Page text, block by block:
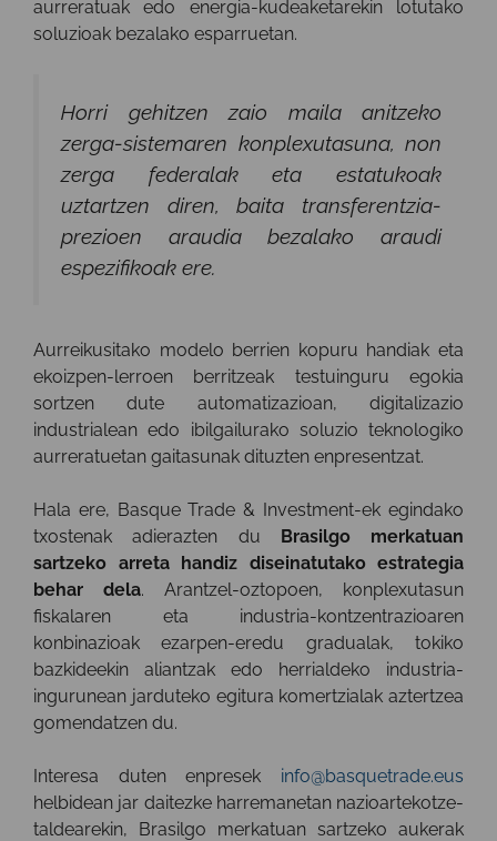
aurreratuak edo energia-kudeaketarekin lotutako
soluzioak bezalako esparruetan.
Horri gehitzen zaio maila anitzeko
zerga-sistemaren konplexutasuna, non
zerga federalak eta estatukoak
uztartzen diren, baita transferentzia-
prezioen araudia bezalako araudi
espezifikoak ere.
Aurreikusitako modelo berrien kopuru handiak eta
ekoizpen-lerroen berritzeak testuinguru egokia
sortzen dute automatizazioan, digitalizazio
industrialean edo ibilgailurako soluzio teknologiko
aurreratuetan gaitasunak dituzten enpresentzat.
Hala ere, Basque Trade & Investment-ek egindako
txostenak adierazten du Brasilgo merkatuan
sartzeko arreta handiz diseinatutako estrategia
behar dela. Arantzel-oztopoen, konplexutasun
fiskalaren eta industria-kontzentrazioaren
konbinazioak ezarpen-eredu gradualak, tokiko
bazkideekin aliantzak edo herrialdeko industria-
ingurunean jarduteko egitura komertzialak aztertzea
gomendatzen du.
Interesa duten enpresek info@basquetrade.eus
helbidean jar daitezke harremanetan nazioartekotze-
taldearekin, Brasilgo merkatuan sartzeko aukerak